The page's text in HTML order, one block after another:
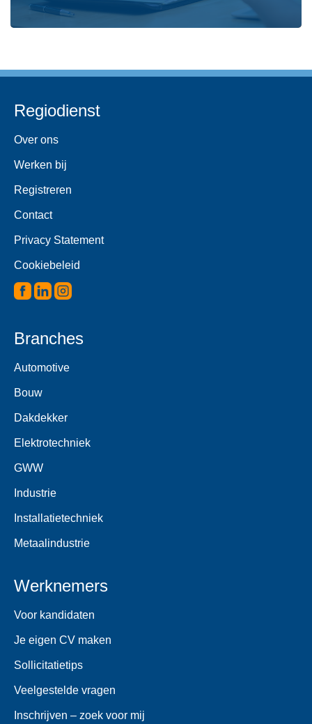
Regiodienst
Over ons
Werken bij
Registreren
Contact
Privacy Statement
Cookiebeleid
Branches
Automotive
Bouw
Dakdekker
Elektrotechniek
GWW
Industrie
Installatietechniek
Metaalindustrie
Werknemers
Voor kandidaten
Je eigen CV maken
Sollicitatietips
Veelgestelde vragen
Inschrijven – zoek voor mij